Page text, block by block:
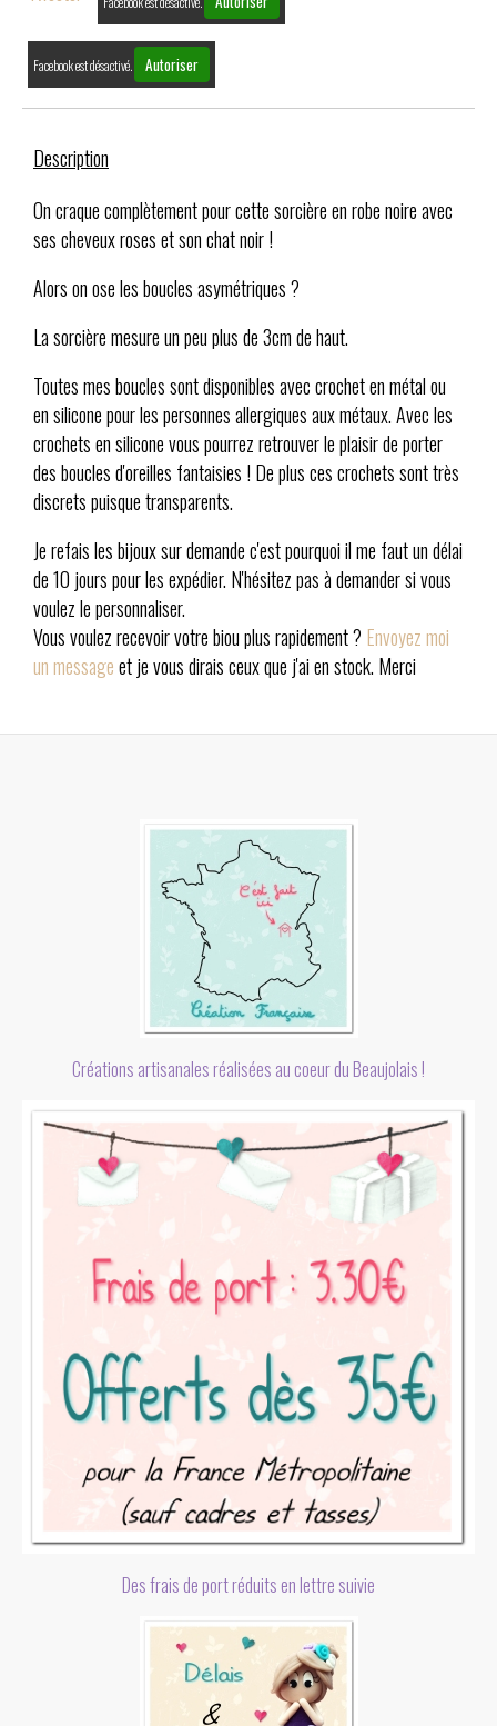
Facebook est désactivé. Autoriser
Description
On craque complètement pour cette sorcière en robe noire avec
ses cheveux roses et son chat noir !
Alors on ose les boucles asymétriques ?
La sorcière mesure un peu plus de 3cm de haut.
Toutes mes boucles sont disponibles avec crochet en métal ou
en silicone pour les personnes allergiques aux métaux. Avec les
crochets en silicone vous pourrez retrouver le plaisir de porter
des boucles d'oreilles fantaisies ! De plus ces crochets sont très
discrets puisque transparents.
Je refais les bijoux sur demande c'est pourquoi il me faut un délai
de 10 jours pour les expédier. N'hésitez pas à demander si vous
voulez le personnaliser.
Vous voulez recevoir votre biou plus rapidement ? Envoyez moi
un messageet je vous dirais ceux que j'ai en stock. Merci
Créations artisanales réalisées au coeur du Beaujolais !
Des frais de port réduits en lettre suivie